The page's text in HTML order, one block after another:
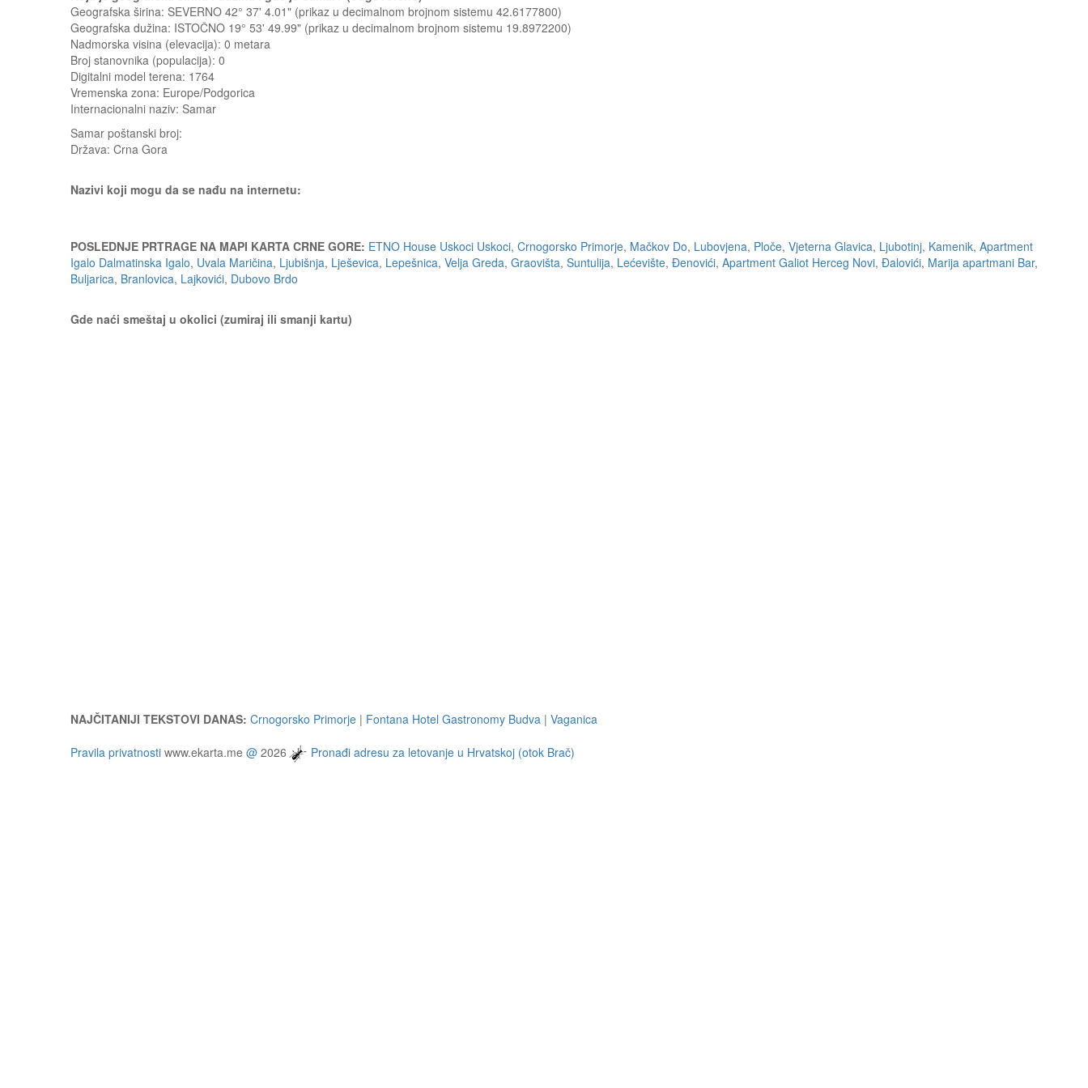
Geografska širina: SEVERNO 42° 37' 4.01" (prikaz u decimalnom brojnom sistemu 42.6177800)
Geografska dužina: ISTOČNO 19° 53' 49.99" (prikaz u decimalnom brojnom sistemu 19.8972200)
Nadmorska visina (elevacija): 0 metara
Broj stanovnika (populacija): 0
Digitalni model terena: 1764
Vremenska zona: Europe/Podgorica
Internacionalni naziv: Samar
Samar poštanski broj:
Država: Crna Gora
Nazivi koji mogu da se nađu na internetu:
POSLEDNJE PRTRAGE NA MAPI KARTA CRNE GORE: ETNO House Uskoci Uskoci, Crnogorsko Primorje, Mačkov Do, Lubovjena, Ploče, Vjeterna Glavica, Ljubotinj, Kamenik, Apartment
Igalo Dalmatinska Igalo, Uvala Maričina, Ljubišnja, Lješevica, Lepešnica, Velja Greda, Graovišta, Suntulija, Lećevište, Đenovići, Apartment Galiot Herceg Novi, Đalovići, Marija apartmani Bar,
Buljarica, Branlovica, Lajkovići, Dubovo Brdo
Gde naći smeštaj u okolici (zumiraj ili smanji kartu)
NAJČITANIJI TEKSTOVI DANAS: Crnogorsko Primorje | Fontana Hotel Gastronomy Budva | Vaganica
Pravila privatnosti www.ekarta.me @ 2026 Pronađi adresu za letovanje u Hrvatskoj (otok Brač)